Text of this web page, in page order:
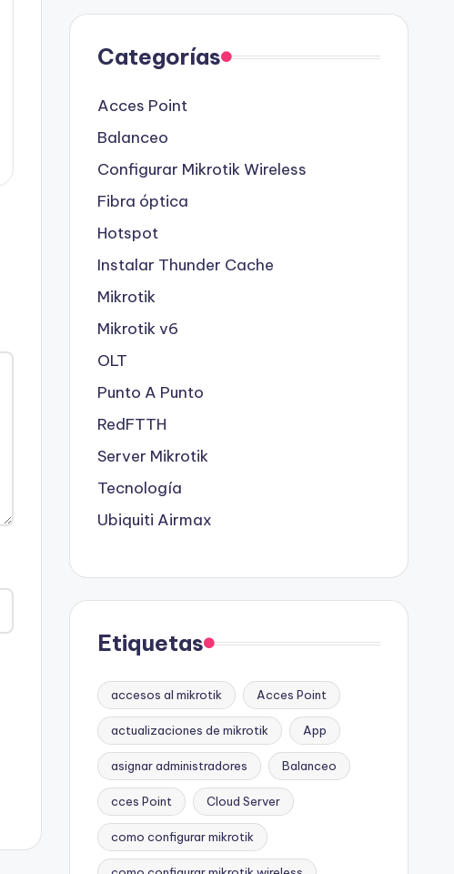
Categorías
Acces Point
Balanceo
Configurar Mikrotik Wireless
Fibra óptica
Hotspot
Instalar Thunder Cache
Mikrotik
Mikrotik v6
OLT
Punto A Punto
RedFTTH
Server Mikrotik
Tecnología
Ubiquiti Airmax
Etiquetas
accesos al mikrotik Acces Point
actualizaciones de mikrotik App
asignar administradores Balanceo
cces Point Cloud Server
como configurar mikrotik